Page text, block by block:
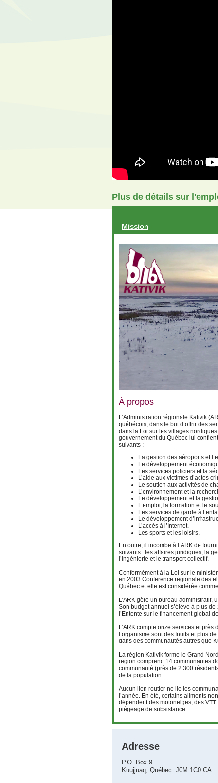
Plus de détails sur
Mission
À propos
L’Administration régionale Kativik
québécois, dans le but d’offrir des
dans la Loi sur les villages
gouvernement du Québec lui
suivants :
La gestion des aéroports et
Le développement
Les services policiers et la
L’aide aux victimes d’actes
Le soutien aux activités de
L’environnement et la
Le développement et la
L’emploi, la formation et le
Les services de garde à
Le développement
L’accès à l’Internet.
Les sports et les loisirs.
En outre, il incombe à l’ARK de
suivants : les affaires juridiques, la
l’ingénierie et le transport collectif.
Conformément à la Loi sur le
en 2003 Conférence régionale des
Québec et elle est considérée
L’ARK gère un bureau
Son budget annuel s’élève à plus
l’Entente sur le financement global
L’ARK compte onze services et
l’organisme sont des Inuits et plus
dans des communautés autres que
La région Kativik forme le Grand
région comprend 14 communautés
communauté (près de 2 300
de la population.
Aucun lien routier ne lie les
l’année. En été, certains aliments
dépendent des motoneiges, des
piégeage de subsistance.
Adresse
P.O. Box 9
Kuujjuaq, Québec J0M 1C0 CA